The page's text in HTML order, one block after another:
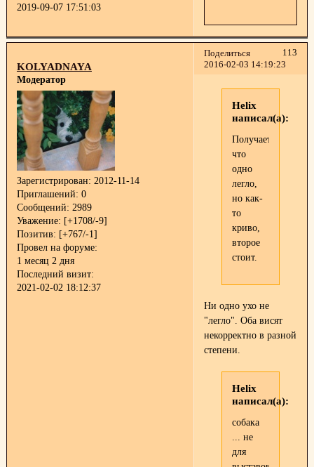
2019-09-07 17:51:03
Поделиться
113
2016-02-03 14:19:23
KOLYADNAYA
Модератор
Зарегистрирован: 2012-11-14
Приглашений: 0
Сообщений: 2989
Уважение: [+1708/-9]
Позитив: [+767/-1]
Провел на форуме:
1 месяц 2 дня
Последний визит:
2021-02-02 18:12:37
Helix
написал(а):
Получается,
что
одно
легло,
но как-
то
криво,
второе
стоит.
Ни одно ухо не
"легло". Оба висят
некорректно в разной
степени.
Helix
написал(а):
собака
... не
для